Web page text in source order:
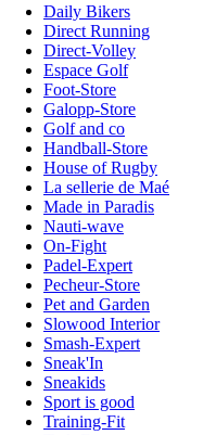
Daily Bikers
Direct Running
Direct-Volley
Espace Golf
Foot-Store
Galopp-Store
Golf and co
Handball-Store
House of Rugby
La sellerie de Maé
Made in Paradis
Nauti-wave
On-Fight
Padel-Expert
Pecheur-Store
Pet and Garden
Slowood Interior
Smash-Expert
Sneak'In
Sneakids
Sport is good
Training-Fit